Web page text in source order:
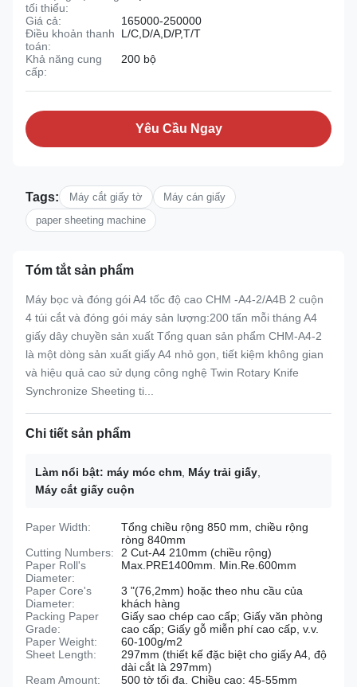
tối thiểu:
Giá cả:
165000-250000
Điều khoản thanh
toán:
L/C,D/A,D/P,T/T
Khả năng cung
cấp:
200 bộ
Yêu Cầu Ngay
Tags: Máy cắt giấy tờ
Máy cán giấy
paper sheeting machine
Tóm tắt sản phẩm
Máy bọc và đóng gói A4 tốc độ cao CHM -A4-2/A4B 2 cuộn
4 túi cắt và đóng gói máy sản lượng:200 tấn mỗi tháng A4
giấy dây chuyền sản xuất Tổng quan sản phẩm CHM-A4-2
là một dòng sản xuất giấy A4 nhỏ gọn, tiết kiệm không gian
và hiệu quả cao sử dụng công nghệ Twin Rotary Knife
Synchronize Sheeting ti...
Chi tiết sản phẩm
Làm nổi bật: máy móc chm Máy trải giấy
Máy cắt giấy cuộn
Paper Width:
Tổng chiều rộng 850 mm, chiều rộng
ròng 840mm
Cutting Numbers:
2 Cut-A4 210mm (chiều rộng)
Paper Roll's
Diameter:
Max.PRE1400mm. Min.Re.600mm
Paper Core's
Diameter:
3 "(76,2mm) hoặc theo nhu cầu của
khách hàng
Packing Paper
Grade:
Giấy sao chép cao cấp; Giấy văn phòng
cao cấp; Giấy gỗ miễn phí cao cấp, v.v.
Paper Weight:
60-100g/m2
Sheet Length:
297mm (thiết kế đặc biệt cho giấy A4, độ
dài cắt là 297mm)
Ream Amount:
500 tờ tối đa. Chiều cao: 45-55mm